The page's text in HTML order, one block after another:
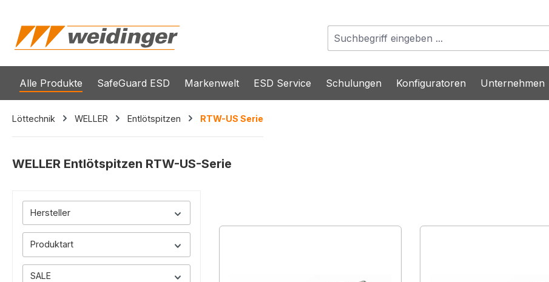
Alle Produkte SafeGuard ESD Markenwelt ESD Service Schulungen Konfiguratoren Unternehmen
Löttechnik WELLER Entlötspitzen RTW-US Serie
WELLER Entlötspitzen RTW-US-Serie
Hersteller
Produktart
SALE